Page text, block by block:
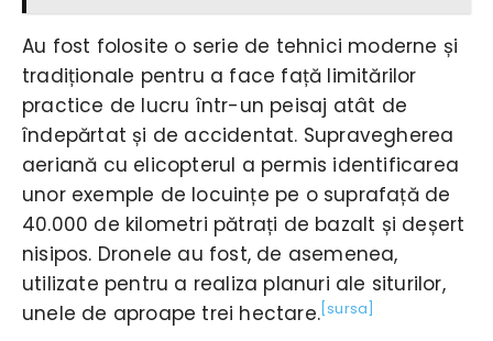
Au fost folosite o serie de tehnici moderne și
tradiționale pentru a face față limitărilor
practice de lucru într-un peisaj atât de
îndepărtat și de accidentat. Supravegherea
aeriană cu elicopterul a permis identificarea
unor exemple de locuințe pe o suprafață de
40.000 de kilometri pătrați de bazalt și deșert
nisipos. Dronele au fost, de asemenea,
utilizate pentru a realiza planuri ale siturilor,
unele de aproape trei hectare. [sursa]